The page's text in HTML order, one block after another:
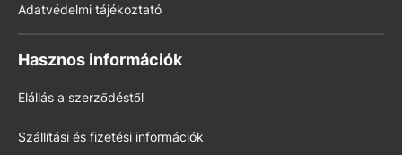
Adatvédelmi tájékoztató
Hasznos információk
Elállás a szerződéstől
Szállítási és fizetési információk